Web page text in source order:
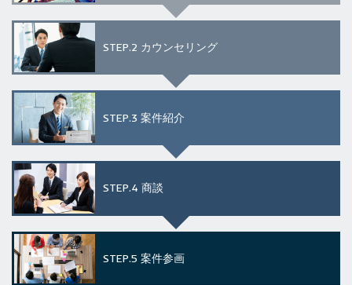
STEP.2 カウンセリング
STEP.3 案件紹介
STEP.4 商談
STEP.5 案件参画